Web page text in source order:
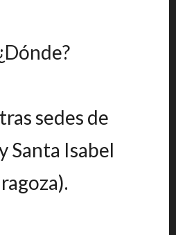
sedes de
Santa Isabel